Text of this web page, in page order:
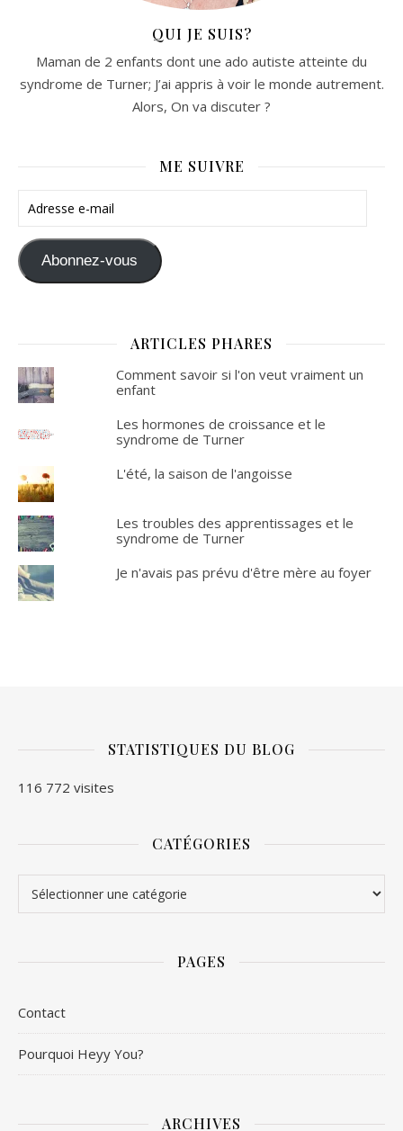
QUI JE SUIS?
Maman de 2 enfants dont une ado autiste atteinte du
syndrome de Turner; J’ai appris à voir le monde autrement.
Alors, On va discuter ?
ME SUIVRE
Adresse e-mail
Abonnez-vous
ARTICLES PHARES
Comment savoir si l'on veut vraiment un
enfant
Les hormones de croissance et le
syndrome de Turner
L'été, la saison de l'angoisse
Les troubles des apprentissages et le
syndrome de Turner
Je n'avais pas prévu d'être mère au foyer
STATISTIQUES DU BLOG
116 772 visites
CATÉGORIES
Catégories
PAGES
Contact
Pourquoi Heyy You?
ARCHIVES